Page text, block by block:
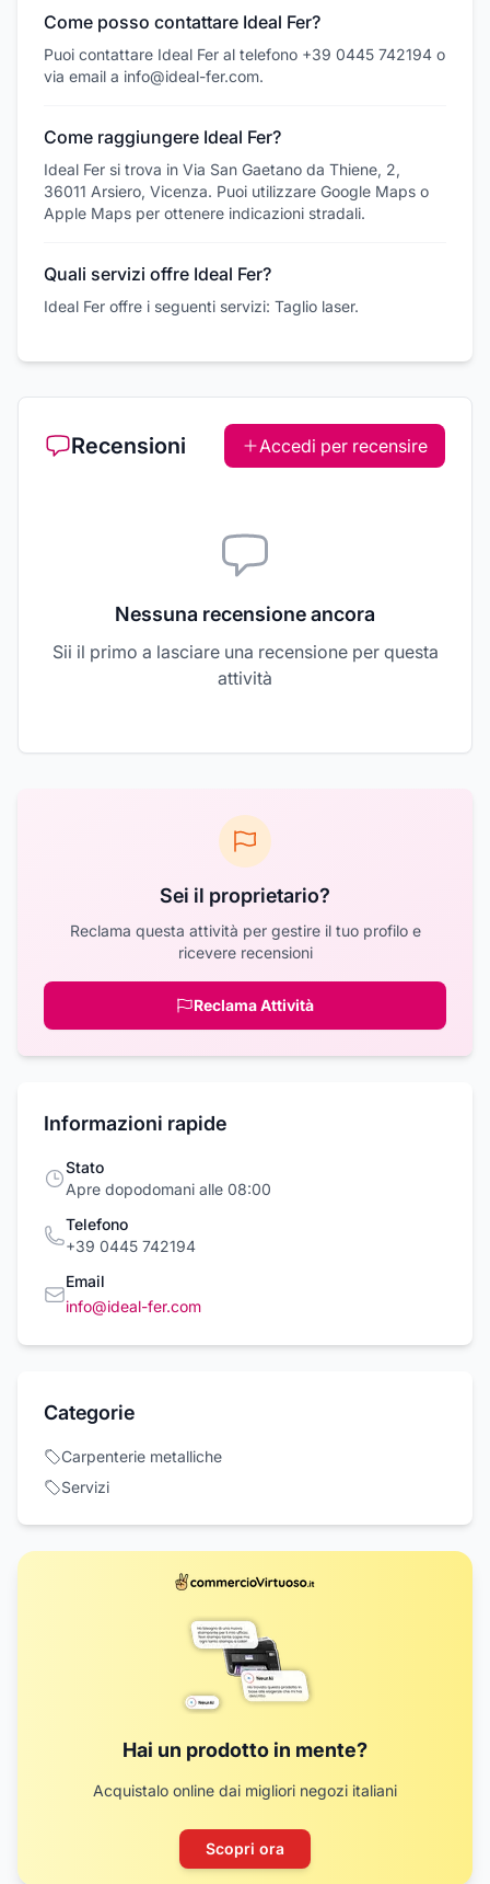
Come posso contattare Ideal Fer?
Puoi contattare Ideal Fer al telefono +39 0445 742194 o
via email a info@ideal-fer.com.
Come raggiungere Ideal Fer?
Ideal Fer si trova in Via San Gaetano da Thiene, 2,
36011 Arsiero, Vicenza. Puoi utilizzare Google Maps o
Apple Maps per ottenere indicazioni stradali.
Quali servizi offre Ideal Fer?
Ideal Fer offre i seguenti servizi: Taglio laser.
Recensioni Accedi per recensire
Nessuna recensione ancora
Sii il primo a lasciare una recensione per questa
attività
Sei il proprietario?
Reclama questa attività per gestire il tuo profilo e
ricevere recensioni
Reclama Attività
Informazioni rapide
Stato
Apre dopodomani alle 08:00
Telefono
+39 0445 742194
Email
info@ideal-fer.com
Categorie
Carpenterie metalliche
Servizi
Hai un prodotto in mente?
Acquistalo online dai migliori negozi italiani
Scopri ora